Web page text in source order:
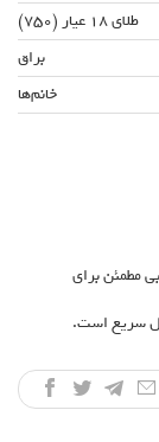
طلای 18 عیار (750)
براق
خانم‌ها
مطمئن برای
سریع است.